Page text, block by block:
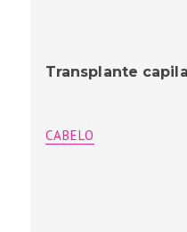
Transplante
CABELO